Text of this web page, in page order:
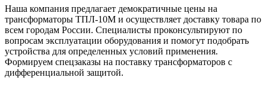
Наша компания предлагает демократичные цены на
трансформаторы ТПЛ-10М и осуществляет доставку товара по
всем городам России. Специалисты проконсультируют по
вопросам эксплуатации оборудования и помогут подобрать
устройства для определенных условий применения.
Формируем спецзаказы на поставку трансформаторов с
дифференциальной защитой.